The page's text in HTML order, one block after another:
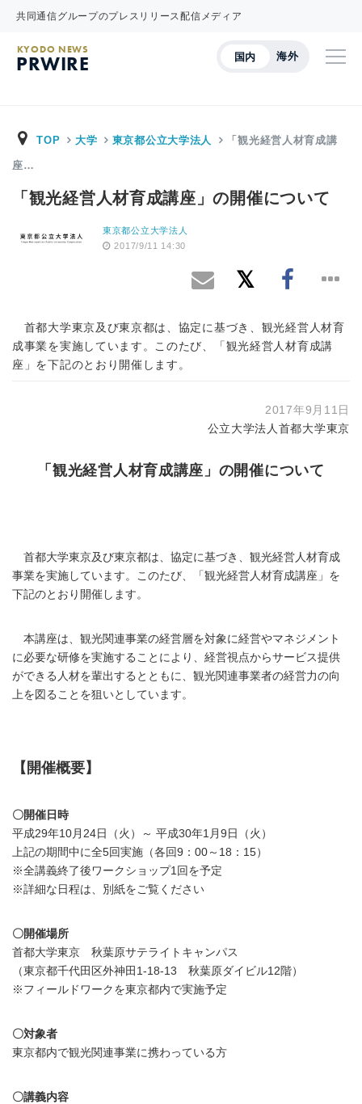
共同通信グループのプレスリリース配信メディア
国内 海外
KYODO NEWS
PRWIRE
TOP 大学 東京都公立大学法人 「観光経営人材育成講
座…
「観光経営人材育成講座」の開催について
東京都公立大学法人
2017/9/11 14:30
首都大学東京及び東京都は、協定に基づき、観光経営人材育
成事業を実施しています。このたび、「観光経営人材育成講
座」を下記のとおり開催します。
2017年9月11日
公立大学法人首都大学東京
「観光経営人材育成講座」の開催について
首都大学東京及び東京都は、協定に基づき、観光経営人材育成
事業を実施しています。このたび、「観光経営人材育成講座」を
下記のとおり開催します。
本講座は、観光関連事業の経営層を対象に経営やマネジメント
に必要な研修を実施することにより、経営視点からサービス提供
ができる人材を輩出するとともに、観光関連事業者の経営力の向
上を図ることを狙いとしています。
【開催概要】
〇開催日時
平成29年10月24日（火）～ 平成30年1月9日（火）
上記の期間中に全5回実施（各回9：00～18：15）
※全講義終了後ワークショップ1回を予定
※詳細な日程は、別紙をご覧ください
〇開催場所
首都大学東京 秋葉原サテライトキャンパス
（東京都千代田区外神田1-18-13 秋葉原ダイビル12階）
※フィールドワークを東京都内で実施予定
〇対象者
東京都内で観光関連事業に携わっている方
〇講義内容